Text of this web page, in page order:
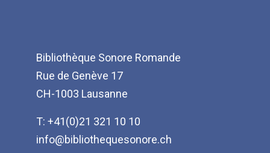
Bibliothèque Sonore Romande
Rue de Genève 17
CH-1003 Lausanne
T: +41(0)21 321 10 10
info@bibliothequesonore.ch